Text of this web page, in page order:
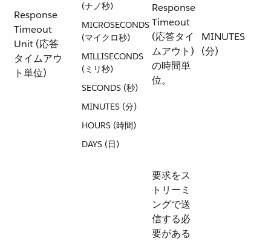
Response
Timeout
Unit (応答
タイムアウ
ト単位)
(ナノ秒)
MICROSECONDS
(マイクロ秒)
MILLISECONDS
(ミリ秒)
SECONDS (秒)
MINUTES (分)
HOURS (時間)
DAYS (日)
Response
Timeout
(応答タイ
ムアウト)
の時間単
位。
MINUTES
(分)
要求をス
トリーミ
ングで送
信する必
要がある